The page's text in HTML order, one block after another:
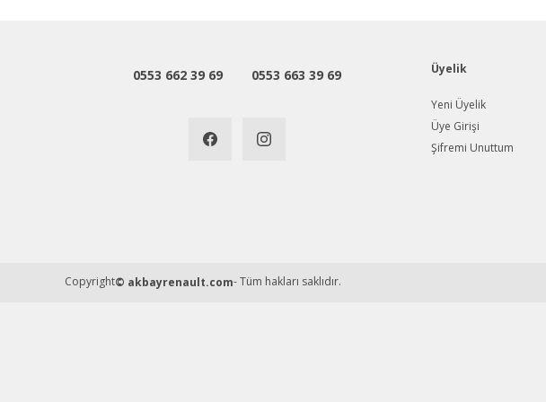
0553 662 39 69 0553 663 39 69 Üyelik
Yeni Üyelik
Üye Girişi
Şifremi Unuttum
Copyright© akbayrenault.com- Tüm hakları saklıdır.